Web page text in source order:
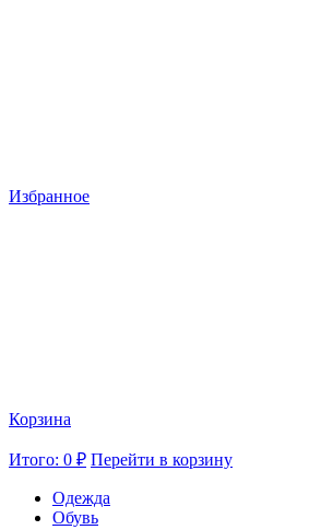
Избранное
Корзина
Итого: 0 ₽ Перейти в корзину
Одежда
Обувь